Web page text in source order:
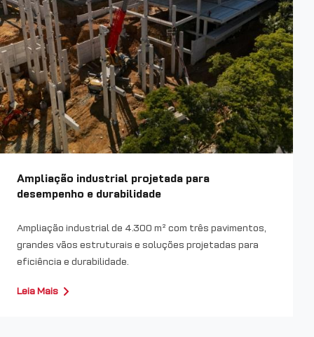
Ampliação industrial projetada para
desempenho e durabilidade
Ampliação industrial de 4.300 m² com três pavimentos,
grandes vãos estruturais e soluções projetadas para
eficiência e durabilidade.
Leia Mais